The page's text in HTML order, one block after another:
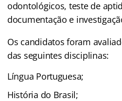
odontológicos, teste de
documentação e
Os candidatos foram
das seguintes disciplinas:
Língua Portuguesa;
História do Brasil;